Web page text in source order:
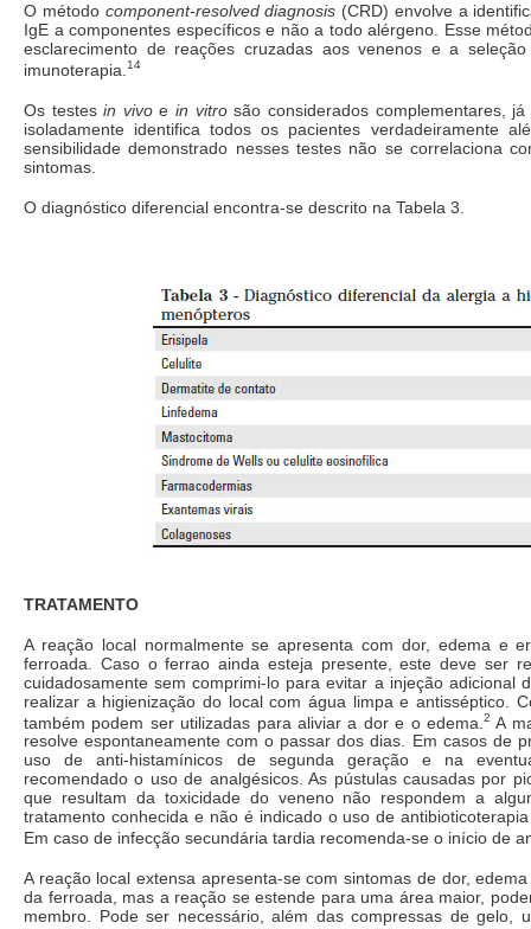
O método component-resolved diagnosis (CRD) envolve a
IgE a componentes específicos e não a todo alérgeno. Esse
esclarecimento de reações cruzadas aos venenos e a
imunoterapia. 14
Os testesin vivoein vitrosão considerados complementares,
isoladamente identifica todos os pacientes verdadeiramente
sensibilidade demonstrado nesses testes não se correlaciona
sintomas.
O diagnóstico diferencial encontra-se descrito na Tabela 3.
TRATAMENTO
A reação local normalmente se apresenta com dor, edema e
ferroada. Caso o ferrao ainda esteja presente, este deve ser
cuidadosamente sem comprimi-lo para evitar a injeção adicional
realizar a higienização do local com água limpa e antisséptico.
também podem ser utilizadas para aliviar a dor e o edema. 2 A
resolve espontaneamente com o passar dos dias. Em casos de
uso de anti-histamínicos de segunda geração e na
recomendado o uso de analgésicos. As pústulas causadas por
que resultam da toxicidade do veneno não respondem a
tratamento conhecida e não é indicado o uso de
Em caso de infecção secundária tardia recomenda-se o início de
A reação local extensa apresenta-se com sintomas de dor,
da ferroada, mas a reação se estende para uma área maior,
membro. Pode ser necessário, além das compressas de gelo,